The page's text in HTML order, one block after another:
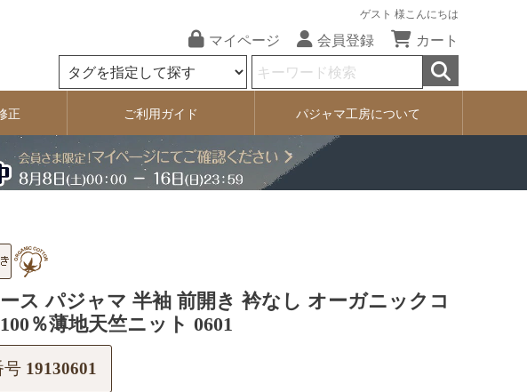
ゲスト 様こんにちは
マイページ 会員登録 カート
正 ご利用ガイド パジャマ工房について
ス パジャマ 半袖 前開き 衿なし オーガニックコ
％薄地天竺ニット 0601
号 19130601